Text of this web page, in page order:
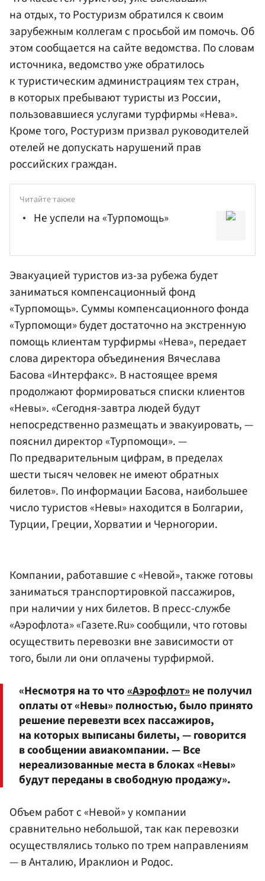
на отдых, то Ростуризм обратился к своим
зарубежным коллегам с просьбой им помочь. Об
этом сообщается на сайте ведомства. По словам
источника, ведомство уже обратилось
к туристическим администрациям тех стран,
в которых пребывают туристы из России,
пользовавшиеся услугами турфирмы «Нева».
Кроме того, Ростуризм призвал руководителей
отелей не допускать нарушений прав
российских граждан.
Читайте также
Не успели на «Турпомощь»
Эвакуацией туристов из-за рубежа будет
заниматься компенсационный фонд
«Турпомощь». Суммы компенсационного фонда
«Турпомощи» будет достаточно на экстренную
помощь клиентам турфирмы «Нева», передает
слова директора объединения Вячеслава
Басова«Интерфакс». В настоящее время
продолжают формироваться списки клиентов
«Невы». «Сегодня-завтра людей будут
непосредственно размещать и эвакуировать, —
пояснил директор «Турпомощи». —
По предварительным цифрам, в пределах
шести тысяч человек не имеют обратных
билетов». По информации Басова, наибольшее
число туристов «Невы» находится в Болгарии,
Турции, Греции, Хорватии и Черногории.
Компании, работавшие с «Невой», также готовы
заниматься транспортировкой пассажиров,
при наличии у них билетов. В пресс-службе
«Аэрофлота» «Газете.Ru» сообщили, что готовы
осуществить перевозки вне зависимости от
того, были ли они оплачены турфирмой.
«Несмотря на то что«Аэрофлот»не получил
оплаты от «Невы» полностью, было принято
решение перевезти всех пассажиров,
на которых выписаны билеты, — говорится
в сообщении авиакомпании. — Все
нереализованные места в блоках «Невы»
будут переданы в свободную продажу».
Объем работ с «Невой» у компании
сравнительно небольшой, так как перевозки
осуществлялись только по трем направлениям
— в Анталию, Ираклион и Родос.